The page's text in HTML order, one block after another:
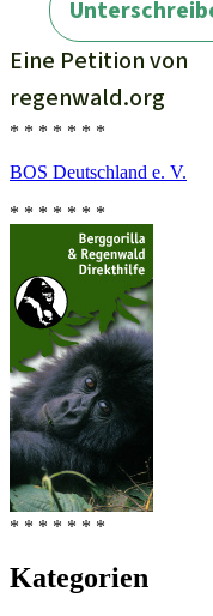
* * * * * * *
BOS Deutschland e. V.
* * * * * * *
* * * * * * *
Kategorien